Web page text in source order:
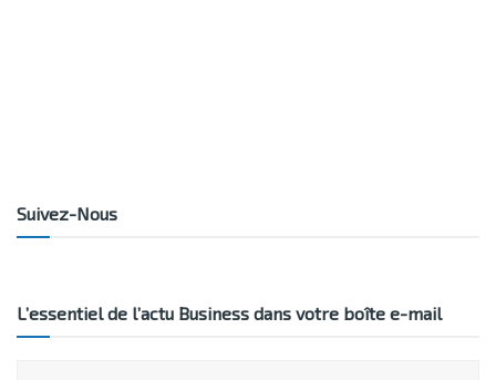
Suivez-Nous
L’essentiel de l’actu Business dans votre boîte e-mail